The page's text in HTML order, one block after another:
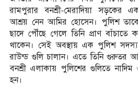
রামপুরার বনশ্রী-মেরাদিয়া সড়কের
আশ্রয় নেন আমির হোসেন। পুলিশ
ছাদে পৌঁছে গেলে তিনি প্রাণ বাঁচাতে
থাকেন। সেই অবস্থায় এক পুলিশ
রাউন্ড গুলি চালান। এতে তিনি গুরুতর
বনশ্রী এলাকায় পুলিশের গুলিতে
হন।